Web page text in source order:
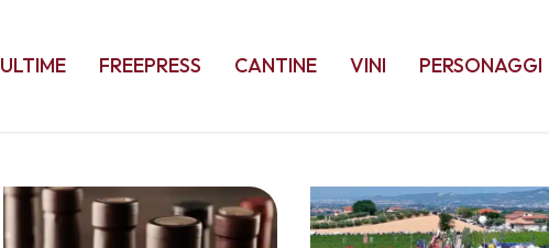
ULTIME FREEPRESS CANTINE VINI PERSONAGGI